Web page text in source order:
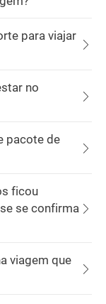
para viajar
no
pacote de
ficou
se confirma
viagem que